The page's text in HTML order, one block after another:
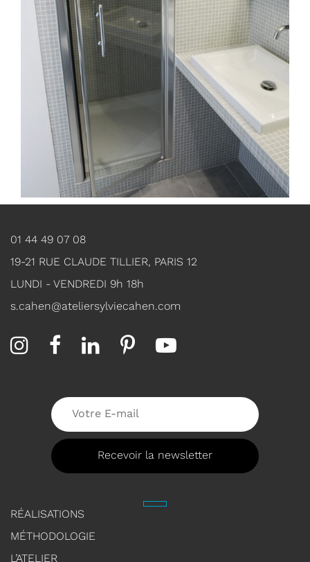
01 44 49 07 08
19-21 RUE CLAUDE TILLIER, PARIS 12
LUNDI - VENDREDI 9h 18h
s.cahen@ateliersylviecahen.com
RÉALISATIONS
MÉTHODOLOGIE
L’ATELIER